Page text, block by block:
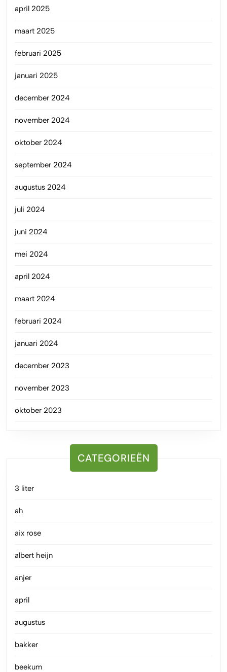
april 2025
maart 2025
februari 2025
januari 2025
december 2024
november 2024
oktober 2024
september 2024
augustus 2024
juli 2024
juni 2024
mei 2024
april 2024
maart 2024
februari 2024
januari 2024
december 2023
november 2023
oktober 2023
CATEGORIEËN
3 liter
ah
aix rose
albert heijn
anjer
april
augustus
bakker
beekum